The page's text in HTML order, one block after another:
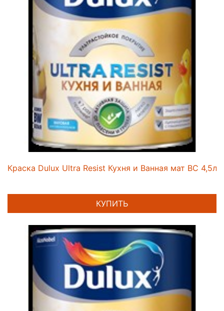
Краска Dulux Ultra Resist Кухня и Ванная мат ВС 4,5л
КУПИТЬ